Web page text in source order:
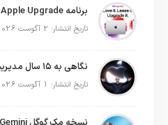
تاریخ انتشار: 2 آگوست 2026
نگاهی به ۱۵ سال مدیریت تیم کوک در اپل
تاریخ انتشار: 1 آگوست 2026